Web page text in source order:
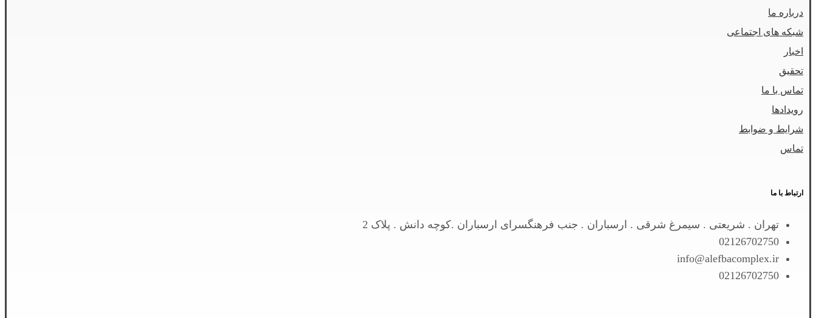
درباره ما
شبکه های اجتماعی
اخبار
تحقیق
تماس با ما
رویدادها
شرایط و ضوابط
تماس
ارتباط با ما
تهران . شریعتی . سیمرغ شرقی . ارسباران . جنب فرهنگسرای ارسباران .کوچه دانش . پلاک 2
02126702750
info@alefbacomplex.ir
02126702750